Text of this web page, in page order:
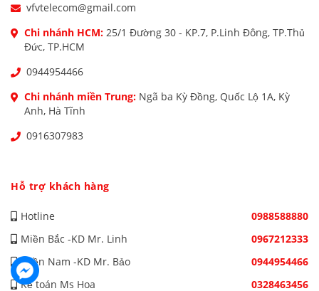
vfvtelecom@gmail.com
Chi nhánh HCM: 25/1 Đường 30 - KP.7, P.Linh Đông, TP.Thủ
Đức, TP.HCM
0944954466
Chi nhánh miền Trung: Ngã ba Kỳ Đồng, Quốc Lộ 1A, Kỳ
Anh, Hà Tĩnh
0916307983
Hỗ trợ khách hàng
Hotline
0988588880
Miền Bắc -KD Mr. Linh
0967212333
Miền Nam -KD Mr. Bảo
0944954466
Kế toán Ms Hoa
0328463456